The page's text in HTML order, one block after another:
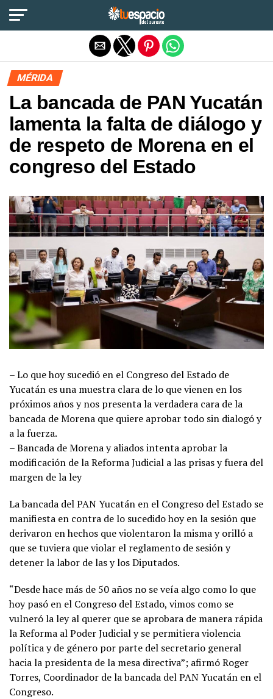
MÉRIDA
La bancada de PAN Yucatán
lamenta la falta de diálogo y
de respeto de Morena en el
congreso del Estado
– Lo que hoy sucedió en el Congreso del Estado de
Yucatán es una muestra clara de lo que vienen en los
próximos años y nos presenta la verdadera cara de la
bancada de Morena que quiere aprobar todo sin dialogó y
a la fuerza.
– Bancada de Morena y aliados intenta aprobar la
modificación de la Reforma Judicial a las prisas y fuera del
margen de la ley
La bancada del PAN Yucatán en el Congreso del Estado se
manifiesta en contra de lo sucedido hoy en la sesión que
derivaron en hechos que violentaron la misma y orilló a
que se tuviera que violar el reglamento de sesión y
detener la labor de las y los Diputados.
“Desde hace más de 50 años no se veía algo como lo que
hoy pasó en el Congreso del Estado, vimos como se
vulneró la ley al querer que se aprobara de manera rápida
la Reforma al Poder Judicial y se permitiera violencia
política y de género por parte del secretario general
hacia la presidenta de la mesa directiva”; afirmó Roger
Torres, Coordinador de la bancada del PAN Yucatán en el
Congreso.
Salir de la versión móvil